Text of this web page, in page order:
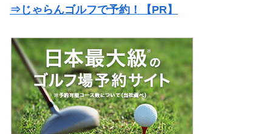
⇒じゃらんゴルフで予約！【PR】